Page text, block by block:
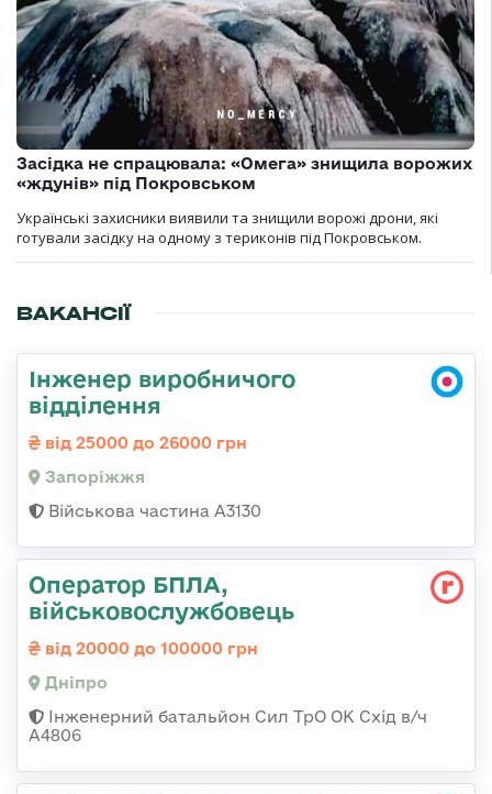
Засідка не спрацювала: «Омега» знищила ворожих
«ждунів» під Покровськом
Українські захисники виявили та знищили ворожі дрони, які
готували засідку на одному з териконів під Покровськом.
ВАКАНСІЇ
Інженер виробничого
відділення
від 25000 до 26000 грн
Запоріжжя
Військова частина А3130
Оператор БПЛА,
військовослужбовець
від 20000 до 100000 грн
Дніпро
Інженерний батальйон Сил ТрО ОК Схід в/ч
А4806